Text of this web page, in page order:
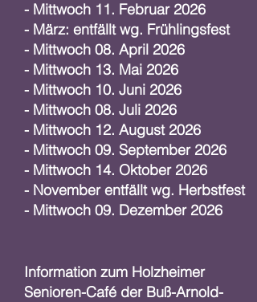
- Mittwoch 11. Februar 2026
- März: entfällt wg. Frühlingsfest
- Mittwoch 08. April 2026
- Mittwoch 13. Mai 2026
- Mittwoch 10. Juni 2026
- Mittwoch 08. Juli 2026
- Mittwoch 12. August 2026
- Mittwoch 09. September 2026
- Mittwoch 14. Oktober 2026
- November entfällt wg. Herbstfest
- Mittwoch 09. Dezember 2026
Information zum Holzheimer
Senioren-Café der Buß-Arnold-